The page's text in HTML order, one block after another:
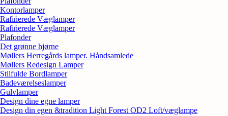
Kontorlamper
Rafińerede Væglamper
Rafińerede Væglamper
Plafonder
Det grønne hjørne
Møllers Herregårds lamper. Håndsamlede
Møllers Redesign Lamper
Stilfulde Bordlamper
Badeværelseslamper
Gulvlamper
Design dine egne lamper
Design din egen &tradition Light Forest OD2 Loft/væglampe